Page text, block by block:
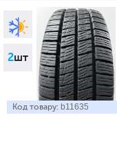
2шт
Код товару: b11635